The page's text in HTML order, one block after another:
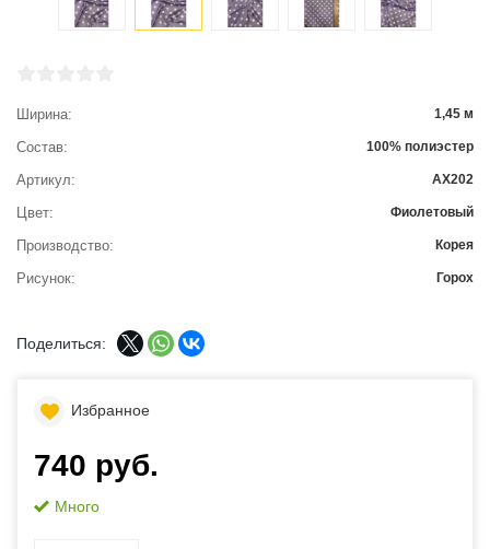
Ширина 1,45 м
Состав 100% полиэстер
Артикул АХ202
Цвет Фиолетовый
Производство Корея
Рисунок Горох
Поделиться:
Избранное
740 руб.
Много